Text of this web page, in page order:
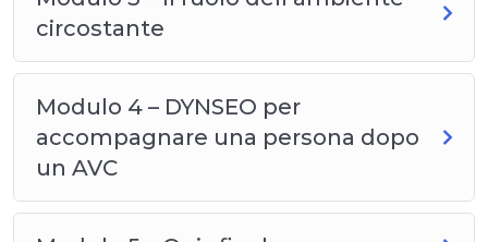
circostante
Modulo 4 – DYNSEO per
accompagnare una persona dopo
un AVC